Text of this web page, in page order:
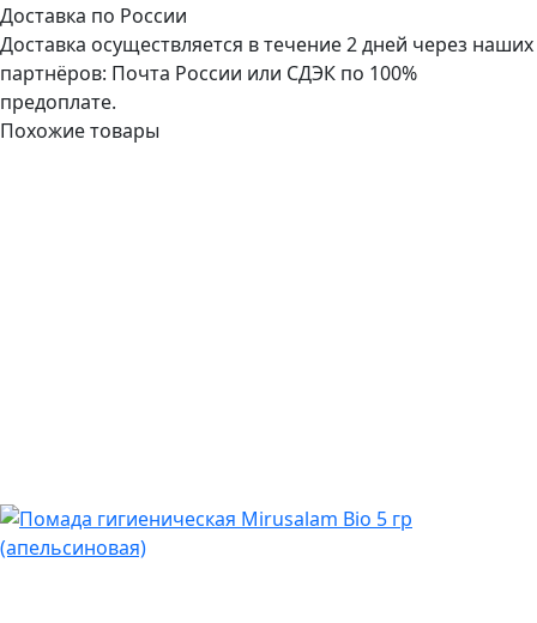
Доставка по России
Доставка осуществляется в течение 2 дней через наших
партнёров: Почта России или СДЭК по 100%
предоплате.
Похожие товары